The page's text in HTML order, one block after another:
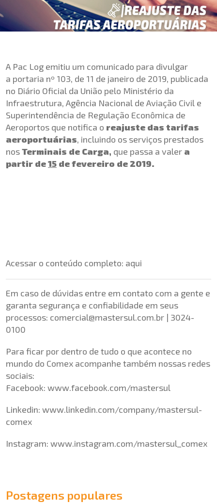
A Pac Log emitiu um comunicado para divulgar
a portaria nº 103, de 11 de janeiro de 2019, publicada
no Diário Oficial da União pelo Ministério da
Infraestrutura, Agência Nacional de Aviação Civil e
Superintendência de Regulação Econômica de
Aeroportos que notifica o reajuste das tarifas
aeroportuárias, incluindo os serviços prestados
nosTerminais de Carga, que passa a valer a
partir de15 de fevereiro de 2019.
Acessar o conteúdo completo: aqui
Em caso de dúvidas entre em contato com a gente e
garanta segurança e confiabilidade em seus
processos: comercial@mastersul.com.br | 3024-
0100
Para ficar por dentro de tudo o que acontece no
mundo do Comex acompanhe também nossas redes
sociais:
Facebook: www.facebook.com/mastersul
Linkedin: www.linkedin.com/company/mastersul-
comex
Instagram: www.instagram.com/mastersul_comex
Postagens populares